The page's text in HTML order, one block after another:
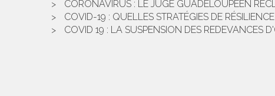
CORONAVIRUS : LE JUGE GUADELOUPÉEN
COVID-19 : QUELLES STRATÉGIES DE
COVID 19 : LA SUSPENSION DES REDEVANCES